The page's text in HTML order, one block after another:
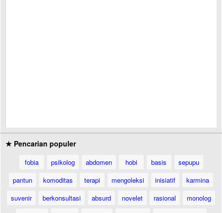
★ Pencarian populer
fobia psikolog abdomen hobi basis
sepupu
pantun
komoditas terapi mengoleksi inisiatif
karmina
suvenir
berkonsultasi absurd novelet rasional
monolog